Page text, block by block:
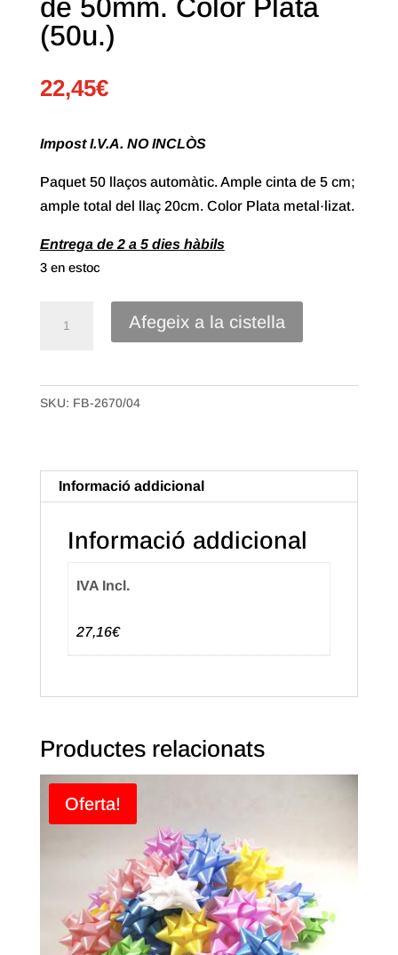
de 50mm. Color Plata
(50u.)
22,45€
Impost I.V.A. NO INCLÒS
Paquet 50 llaços automàtic. Ample cinta de 5 cm;
ample total del llaç 20cm. Color Plata metal·lizat.
Entrega de 2 a 5 dies hàbils
3 en estoc
Automàtic
cinta
50mm.
Color
Plata
Afegeix a la cistella
SKU: FB-2670/04
Informació addicional
Informació addicional
IVA Incl.
27,16€
Productes relacionats
Oferta!